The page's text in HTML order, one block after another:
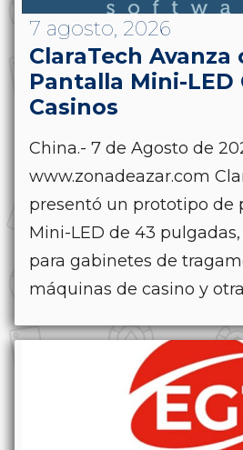
7 agosto, 2026
ClaraTech Avanza
Pantalla Mini-LED
Casinos
China.- 7 de Agosto de
www.zonadeazar.com
presentó un prototipo de
Mini-LED de 43
para gabinetes de
máquinas de casino y